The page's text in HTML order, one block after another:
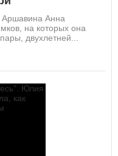
Аршавина Анна
на которых она
двухлетней...